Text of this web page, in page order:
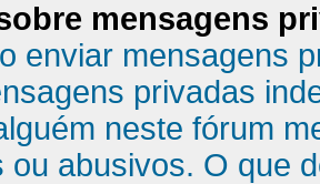
mensagens
enviar mensagens
privadas
neste fórum
ou abusivos. O que